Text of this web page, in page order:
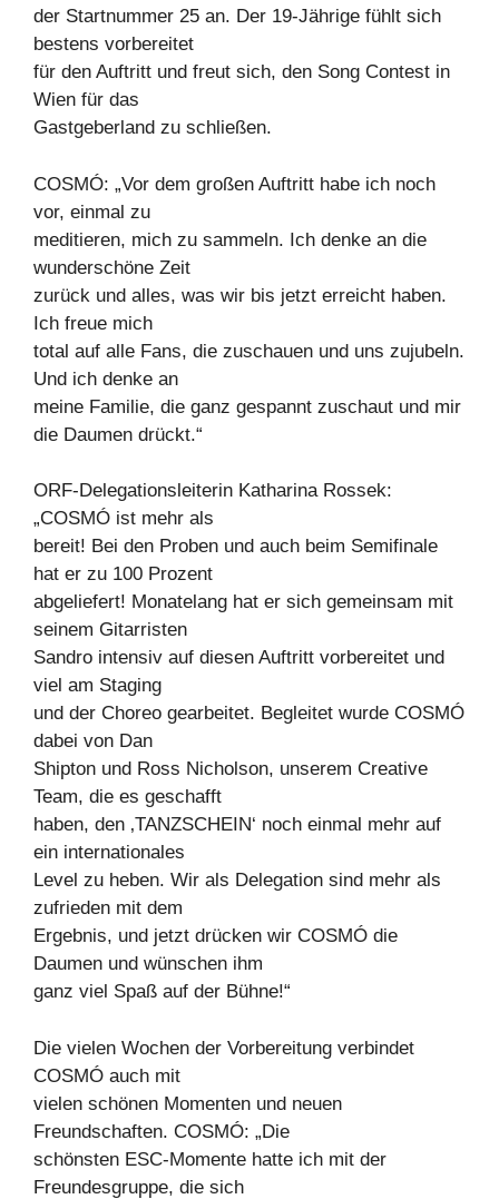
der Startnummer 25 an. Der 19-Jährige fühlt sich
bestens vorbereitet
für den Auftritt und freut sich, den Song Contest in
Wien für das
Gastgeberland zu schließen.
COSMÓ: „Vor dem großen Auftritt habe ich noch
vor, einmal zu
meditieren, mich zu sammeln. Ich denke an die
wunderschöne Zeit
zurück und alles, was wir bis jetzt erreicht haben.
Ich freue mich
total auf alle Fans, die zuschauen und uns zujubeln.
Und ich denke an
meine Familie, die ganz gespannt zuschaut und mir
die Daumen drückt.“
ORF-Delegationsleiterin Katharina Rossek:
„COSMÓ ist mehr als
bereit! Bei den Proben und auch beim Semifinale
hat er zu 100 Prozent
abgeliefert! Monatelang hat er sich gemeinsam mit
seinem Gitarristen
Sandro intensiv auf diesen Auftritt vorbereitet und
viel am Staging
und der Choreo gearbeitet. Begleitet wurde COSMÓ
dabei von Dan
Shipton und Ross Nicholson, unserem Creative
Team, die es geschafft
haben, den ‚TANZSCHEIN‘ noch einmal mehr auf
ein internationales
Level zu heben. Wir als Delegation sind mehr als
zufrieden mit dem
Ergebnis, und jetzt drücken wir COSMÓ die
Daumen und wünschen ihm
ganz viel Spaß auf der Bühne!“
Die vielen Wochen der Vorbereitung verbindet
COSMÓ auch mit
vielen schönen Momenten und neuen
Freundschaften. COSMÓ: „Die
schönsten ESC-Momente hatte ich mit der
Freundesgruppe, die sich